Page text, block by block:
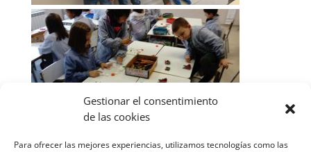
Gestionar el consentimiento
de las cookies
Para ofrecer las mejores experiencias, utilizamos tecnologías como las